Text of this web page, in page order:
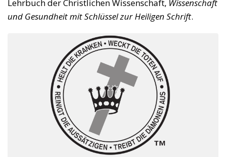
Lehrbuch der Christlichen Wissenschaft, Wissenschaft
und Gesundheit mit Schlüssel zur Heiligen Schrift.